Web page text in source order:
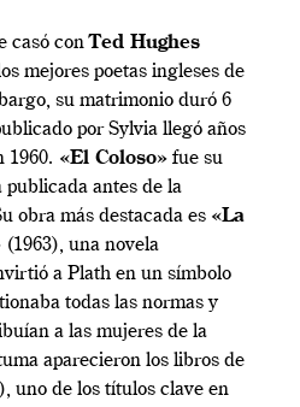
casó conTed Hughes
mejores poetas ingleses de
su matrimonio duró 6
por Sylvia llegó años
1960. «El Coloso» fue su
antes de la
obra más destacada es «La
(1963), una novela
a Plath en un símbolo
todas las normas y
a las mujeres de la
aparecieron los libros de
uno de los títulos clave en